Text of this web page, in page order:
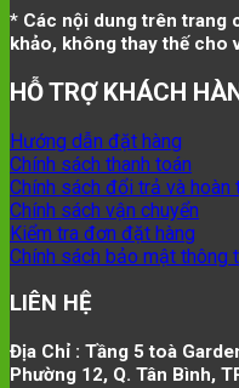
* Các nội dung trên trang
khảo, không thay thế cho
HỖ TRỢ KHÁCH
Hướng dẫn đặt hàng
Chính sách thanh toán
Chính sách đổi trả và hoàn
Chính sách vận chuyển
Kiểm tra đơn đặt hàng
Chính sách bảo mật thông
LIÊN HỆ
Địa Chỉ : Tầng 5 toà
Phường 12, Q. Tân Bình,